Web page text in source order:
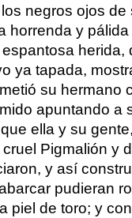
negros ojos
horrenda y
herida,
ya tapada,
su hermano
apuntando a
ella y su
Pigmalión y
y así
pudieran
piel de toro; y